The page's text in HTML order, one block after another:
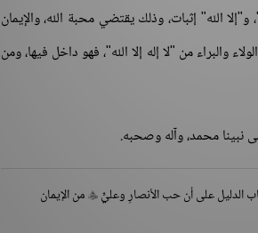
الله" إثبات، وذلك يقتضي محبة الله، والإيمان
والبراء من "لا إله إلا الله"، فهو داخل فيها، ومن
نبينا محمد، وآله وصحبه.
 من الإيمان